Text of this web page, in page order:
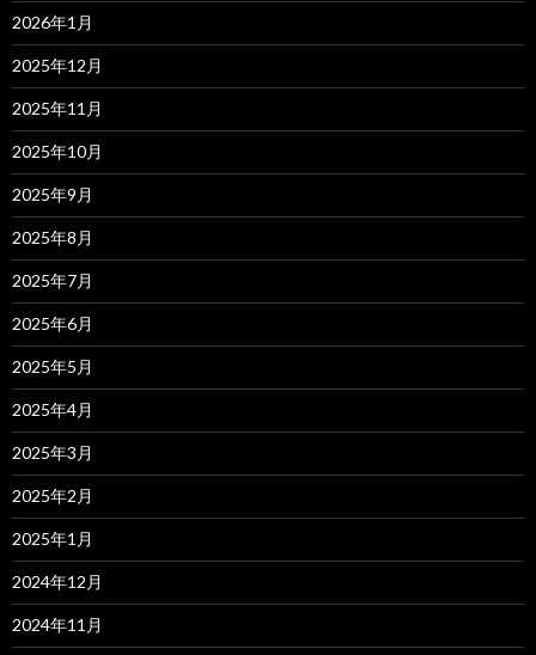
2026年1月
2025年12月
2025年11月
2025年10月
2025年9月
2025年8月
2025年7月
2025年6月
2025年5月
2025年4月
2025年3月
2025年2月
2025年1月
2024年12月
2024年11月